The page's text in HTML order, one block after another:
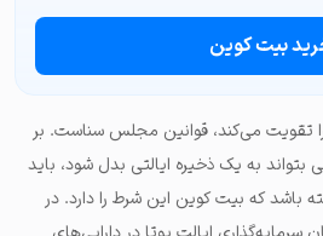
بیت کوین
تقویت می‌کند، قوانین مجلس سناست. بر
بتواند به یک ذخیره ایالتی بدل شود، باید
داشته باشد که بیت کوین این شرط را دارد. در